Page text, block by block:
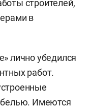
строителей,
в
лично убедился
работ.
Имеются